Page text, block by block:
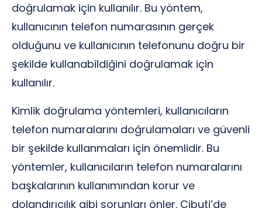
doğrulamak için kullanılır. Bu yöntem,
kullanıcının telefon numarasının gerçek
olduğunu ve kullanıcının telefonunu doğru bir
şekilde kullanabildiğini doğrulamak için
kullanılır.
Kimlik doğrulama yöntemleri, kullanıcıların
telefon numaralarını doğrulamaları ve güvenli
bir şekilde kullanmaları için önemlidir. Bu
yöntemler, kullanıcıların telefon numaralarını
başkalarının kullanımından korur ve
dolandırıcılık gibi sorunları önler. Cibuti’de